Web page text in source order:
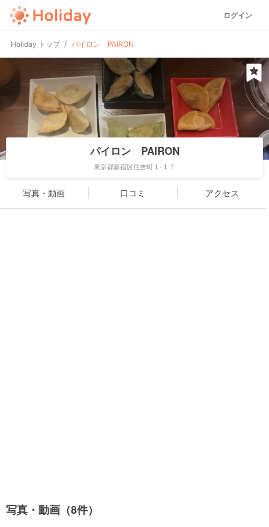
ログイン
Holiday トップ パイロン PAIRON
パイロン PAIRON
東京都新宿区住吉町１-１７
写真・動画 口コミ アクセス
写真・動画（8件）